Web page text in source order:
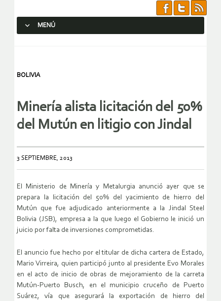
MENÚ
BOLIVIA
Minería alista licitación del 50%
del Mutún en litigio con Jindal
3 SEPTIEMBRE, 2013
El Ministerio de Minería y Metalurgia anunció ayer que se
prepara la licitación del 50% del yacimiento de hierro del
Mutún que fue adjudicado anteriormente a la Jindal Steel
Bolivia (JSB), empresa a la que luego el Gobierno le inició un
juicio por falta de inversiones comprometidas.
El anuncio fue hecho por el titular de dicha cartera de Estado,
Mario Virreira, quien participó junto al presidente Evo Morales
en el acto de inicio de obras de mejoramiento de la carreta
Mutún-Puerto Busch, en el municipio cruceño de Puerto
Suárez, vía que asegurará la exportación de hierro del